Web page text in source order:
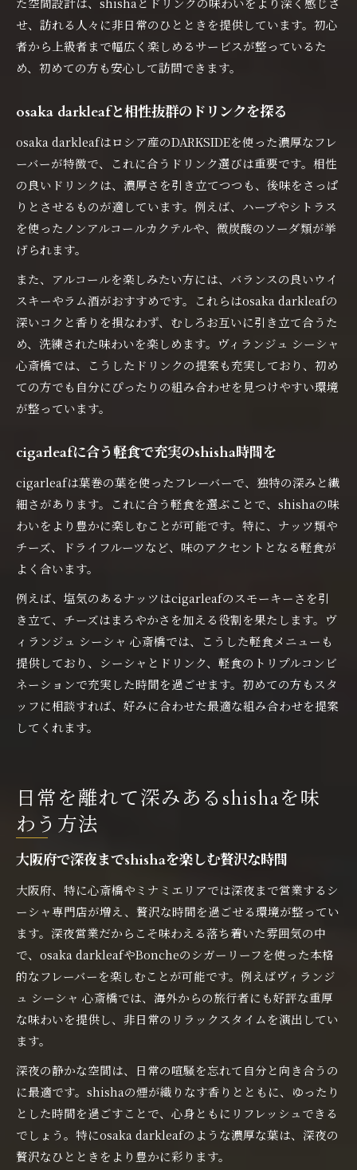
せ、訪れる人々に非日常のひとときを提供しています。初心
者から上級者まで幅広く楽しめるサービスが整っているた
め、初めての方も安心して訪問できます。
osaka darkleafと相性抜群のドリンクを探る
osaka darkleafはロシア産のDARKSIDEを使った濃厚なフレ
ーバーが特徴で、これに合うドリンク選びは重要です。相性
の良いドリンクは、濃厚さを引き立てつつも、後味をさっぱ
りとさせるものが適しています。例えば、ハーブやシトラス
を使ったノンアルコールカクテルや、微炭酸のソーダ類が挙
げられます。
また、アルコールを楽しみたい方には、バランスの良いウイ
スキーやラム酒がおすすめです。これらはosaka darkleafの
深いコクと香りを損なわず、むしろお互いに引き立て合うた
め、洗練された味わいを楽しめます。ヴィランジュ シーシャ
心斎橋では、こうしたドリンクの提案も充実しており、初め
ての方でも自分にぴったりの組み合わせを見つけやすい環境
が整っています。
cigarleafに合う軽食で充実のshisha時間を
cigarleafは葉巻の葉を使ったフレーバーで、独特の深みと繊
細さがあります。これに合う軽食を選ぶことで、shishaの味
わいをより豊かに楽しむことが可能です。特に、ナッツ類や
チーズ、ドライフルーツなど、味のアクセントとなる軽食が
よく合います。
例えば、塩気のあるナッツはcigarleafのスモーキーさを引
き立て、チーズはまろやかさを加える役割を果たします。ヴ
ィランジュ シーシャ 心斎橋では、こうした軽食メニューも
提供しており、シーシャとドリンク、軽食のトリプルコンビ
ネーションで充実した時間を過ごせます。初めての方もスタ
ッフに相談すれば、好みに合わせた最適な組み合わせを提案
してくれます。
日常を離れて深みあるshishaを味
わう方法
大阪府で深夜までshishaを楽しむ贅沢な時間
大阪府、特に心斎橋やミナミエリアでは深夜まで営業するシ
ーシャ専門店が増え、贅沢な時間を過ごせる環境が整ってい
ます。深夜営業だからこそ味わえる落ち着いた雰囲気の中
で、osaka darkleafやBoncheのシガーリーフを使った本格
的なフレーバーを楽しむことが可能です。例えばヴィランジ
ュ シーシャ 心斎橋では、海外からの旅行者にも好評な重厚
な味わいを提供し、非日常のリラックスタイムを演出してい
ます。
深夜の静かな空間は、日常の喧騒を忘れて自分と向き合うの
に最適です。shishaの煙が織りなす香りとともに、ゆったり
とした時間を過ごすことで、心身ともにリフレッシュできる
でしょう。特にosaka darkleafのような濃厚な葉は、深夜の
贅沢なひとときをより豊かに彩ります。